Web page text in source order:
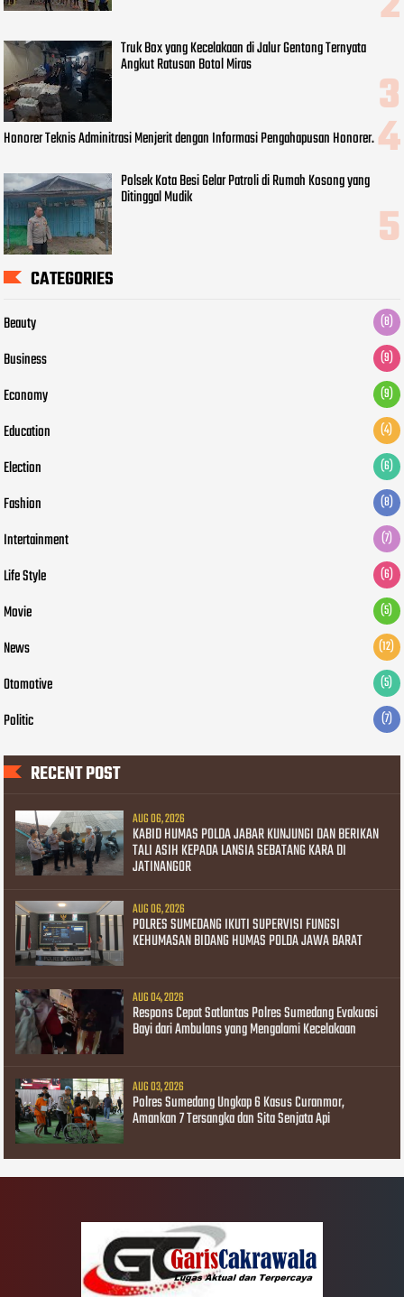
Truk Box yang Kecelakaan di Jalur Gentong Ternyata
Angkut Ratusan Botol Miras
Honorer Teknis Adminitrasi Menjerit dengan Informasi Pengahapusan Honorer.
Polsek Kota Besi Gelar Patroli di Rumah Kosong yang
Ditinggal Mudik
CATEGORIES
Beauty (8)
Business (9)
Economy (9)
Education (4)
Election (6)
Fashion (8)
Intertainment (7)
Life Style (6)
Movie (5)
News (12)
Otomotive (5)
Politic (7)
RECENT POST
AUG 06, 2026
KABID HUMAS POLDA JABAR KUNJUNGI DAN BERIKAN
TALI ASIH KEPADA LANSIA SEBATANG KARA DI
JATINANGOR
AUG 06, 2026
POLRES SUMEDANG IKUTI SUPERVISI FUNGSI
KEHUMASAN BIDANG HUMAS POLDA JAWA BARAT
AUG 04, 2026
Respons Cepat Satlantas Polres Sumedang Evakuasi
Bayi dari Ambulans yang Mengalami Kecelakaan
AUG 03, 2026
Polres Sumedang Ungkap 6 Kasus Curanmor,
Amankan 7 Tersangka dan Sita Senjata Api